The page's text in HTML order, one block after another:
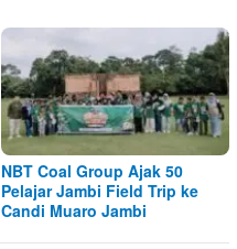
NBT Coal Group Ajak 50
Pelajar Jambi Field Trip ke
Candi Muaro Jambi